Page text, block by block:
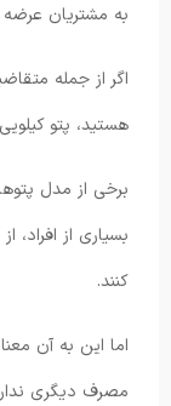
به مشتریان
اگر از جمله
هستید، پتو
برخی از مدل
بسیاری از افراد،
کنند.
اما این به آن
مصرف دیگری